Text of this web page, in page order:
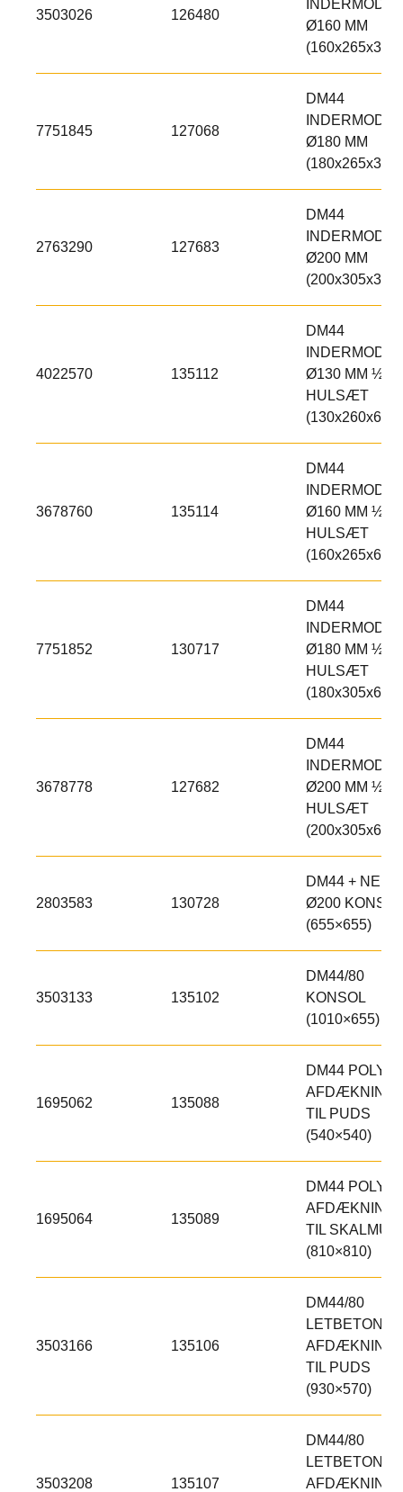
3503026 126480
INDERMODUL
Ø160 MM
(160x265x300)
7751845 127068
DM44
INDERMODUL
Ø180 MM
(180x265x300)
2763290 127683
DM44
INDERMODUL
Ø200 MM
(200x305x300)
4022570 135112
DM44
INDERMODUL
Ø130 MM ½
HULSÆT
(130x260x600)
3678760 135114
DM44
INDERMODUL
Ø160 MM ½
HULSÆT
(160x265x600)
7751852 130717
DM44
INDERMODUL
Ø180 MM ½
HULSÆT
(180x305x600)
3678778 127682
DM44
INDERMODUL
Ø200 MM ½
HULSÆT
(200x305x600)
2803583 130728
DM44 + NEM
Ø200 KONSOL
(655×655)
3503133 135102
DM44/80
KONSOL
(1010×655)
1695062 135088
DM44 POLY
AFDÆKNING,
TIL PUDS
(540×540)
1695064 135089
DM44 POLY
AFDÆKNING,
TIL SKALMUR
(810×810)
3503166 135106
DM44/80
LETBETON
AFDÆKNING,
TIL PUDS
(930×570)
3503208 135107
DM44/80
LETBETON
AFDÆKNING,